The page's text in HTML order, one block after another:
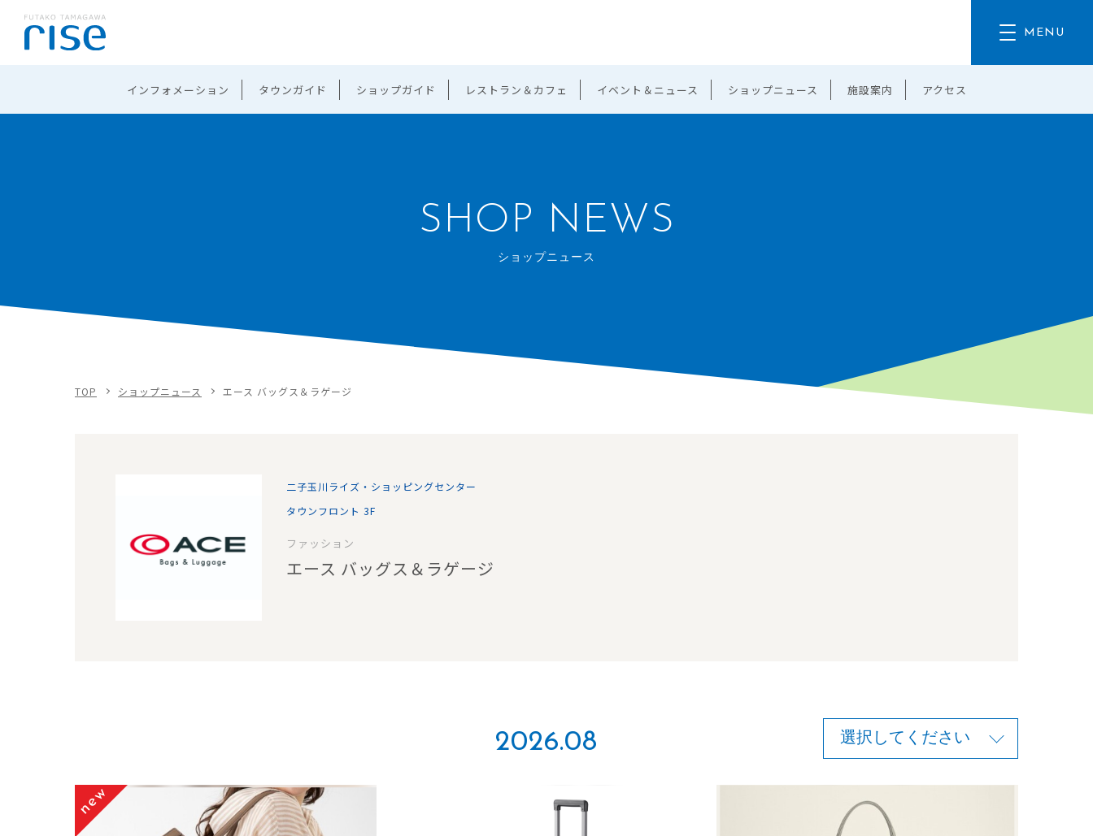
インフォメーション タウンガイド ショップガイド レストラン＆カフェ イベント＆ニュース ショップニュース 施設案内 アクセス
SHOP NEWS
ショップニュース
TOP ショップニュース エース バッグス＆ラゲージ
二子玉川ライズ・ショッピングセンター
タウンフロント 3F
ファッション
エース バッグス＆ラゲージ
2026.08